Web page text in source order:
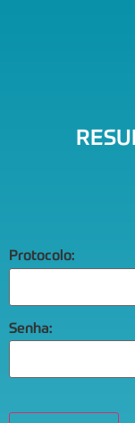
Protocolo:
Senha: